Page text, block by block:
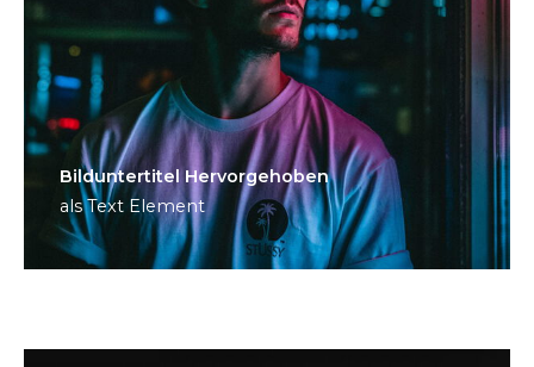
Bild­unter­titel Hervorgehoben
als Text Element